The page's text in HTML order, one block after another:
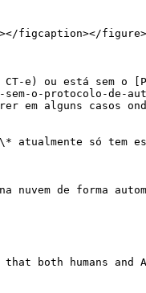
figcaption></
e) ou está sem o
o-protocolo-de-
em alguns casos
nuvem de forma
both humans